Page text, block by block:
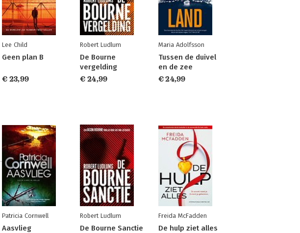
Lee Child
Geen plan B
€ 23,99
Robert Ludlum
De Bourne
vergelding
€ 24,99
Maria Adolfsson
Tussen de duivel
en de zee
€ 24,99
Patricia Cornwell
Aasvlieg
Robert Ludlum
De Bourne Sanctie
Freida McFadden
De hulp ziet alles